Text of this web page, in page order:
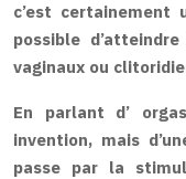
c’est certainement
possible
vaginaux ou
En parlant d’
invention, mais
passe par la